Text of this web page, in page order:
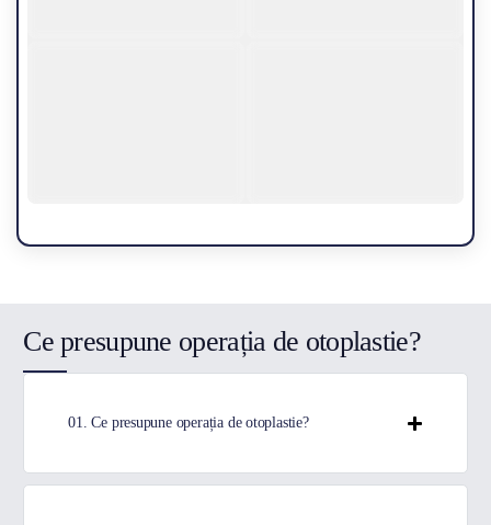
Ce presupune operația de otoplastie?
01. Ce presupune operația de otoplastie?